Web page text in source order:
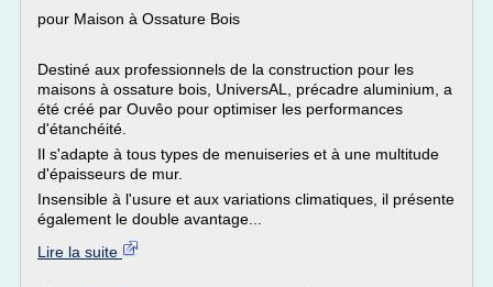
pour Maison à Ossature Bois
Destiné aux professionnels de la construction pour les
maisons à ossature bois, UniversAL, précadre aluminium, a
été créé par Ouvêo pour optimiser les performances
d'étanchéité.
Il s'adapte à tous types de menuiseries et à une multitude
d'épaisseurs de mur.
Insensible à l'usure et aux variations climatiques, il présente
également le double avantage...
Lire la suite